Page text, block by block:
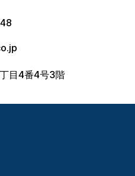
目4番4号3階